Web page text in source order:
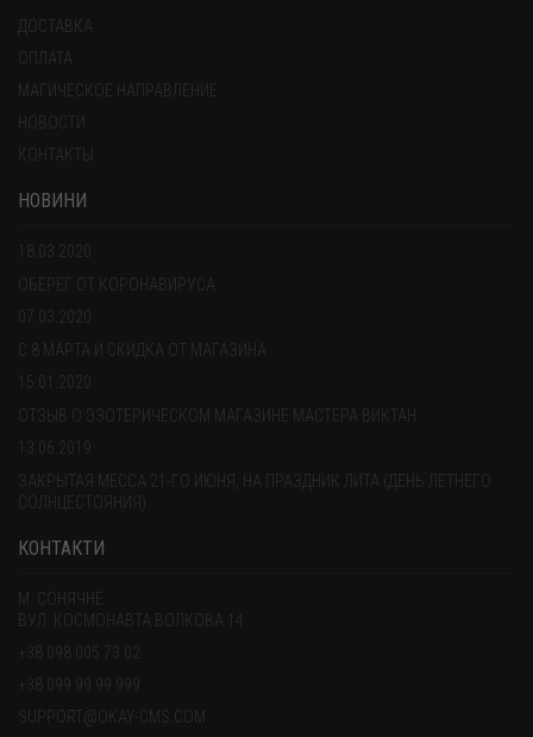
ДОСТАВКА
ОПЛАТА
МАГИЧЕСКОЕ НАПРАВЛЕНИЕ
НОВОСТИ
КОНТАКТЫ
НОВИНИ
18.03.2020
ОБЕРЕГ ОТ КОРОНАВИРУСА
07.03.2020
С 8 МАРТА И СКИДКА ОТ МАГАЗИНА
ОТЗЫВ О ЭЗОТЕРИЧЕСКОМ МАГАЗИНЕ МАСТЕРА ВИКТАН
13.06.2019
ЗАКРЫТАЯ МЕССА 21-ГО ИЮНЯ, НА ПРАЗДНИК ЛИТА (ДЕНЬ ЛЕТНЕГО
СОЛНЦЕСТОЯНИЯ).
КОНТАКТИ
М. СОНЯЧНЕ
ВУЛ. КОСМОНАВТА ВОЛКОВА 14
+38 098 005 73 02
+38 099 99 99 999
SUPPORT@OKAY-CMS.COM